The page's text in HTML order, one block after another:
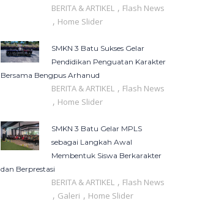
BERITA & ARTIKEL , Flash News
, Home Slider
SMKN 3 Batu Sukses Gelar
Pendidikan Penguatan Karakter
Bersama Bengpus Arhanud
BERITA & ARTIKEL , Flash News
, Home Slider
SMKN 3 Batu Gelar MPLS
sebagai Langkah Awal
Membentuk Siswa Berkarakter
dan Berprestasi
BERITA & ARTIKEL , Flash News
, Galeri , Home Slider